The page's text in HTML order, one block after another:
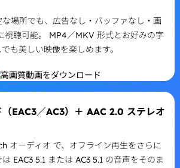
場所でも、広告なし・バッファなし・画
視聴可能。 MP4／MKV 形式とお好みの字
も美しい映像を楽しめます。
EAC3／AC3）＋ AAC 2.0 ステレオ
オーディオ で、オフライン再生をさらに
EAC3 5.1 または AC3 5.1 の音声をそのま